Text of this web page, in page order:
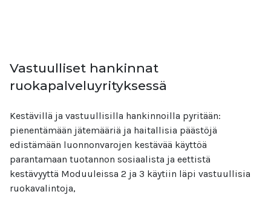
Vastuulliset hankinnat
ruokapalveluyrityksessä
Kestävillä ja vastuullisilla hankinnoilla pyritään:
pienentämään jätemääriä ja haitallisia päästöjä
edistämään luonnonvarojen kestävää käyttöä
parantamaan tuotannon sosiaalista ja eettistä
kestävyyttä Moduuleissa 2 ja 3 käytiin läpi vastuullisia
ruokavalintoja,